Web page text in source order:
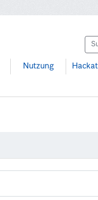
Nutzung